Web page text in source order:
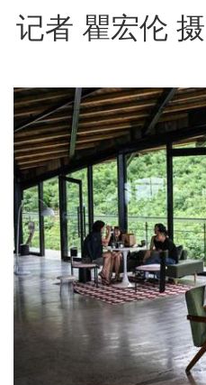
记者 瞿宏伦 摄